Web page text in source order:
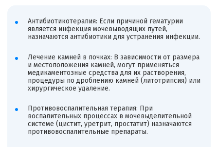
Антибиотикотерапия: Если причиной гематурии
является инфекция мочевыводящих путей,
назначаются антибиотики для устранения инфекции.
Лечение камней в почках: В зависимости от размера
и местоположения камней, могут применяться
медикаментозные средства для их растворения,
процедуры по дроблению камней (литотрипсия) или
хирургическое удаление.
Противовоспалительная терапия: При
воспалительных процессах в мочевыделительной
системе (цистит, уретрит, простатит) назначаются
противовоспалительные препараты.